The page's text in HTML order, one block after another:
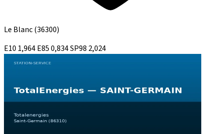
Le Blanc(36300)
E10 1,964E850,834SP98 2,024